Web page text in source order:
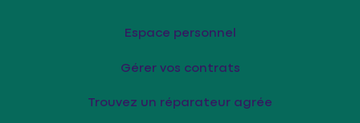
Espace personnel
Gérer vos contrats
Trouvez un réparateur agrée